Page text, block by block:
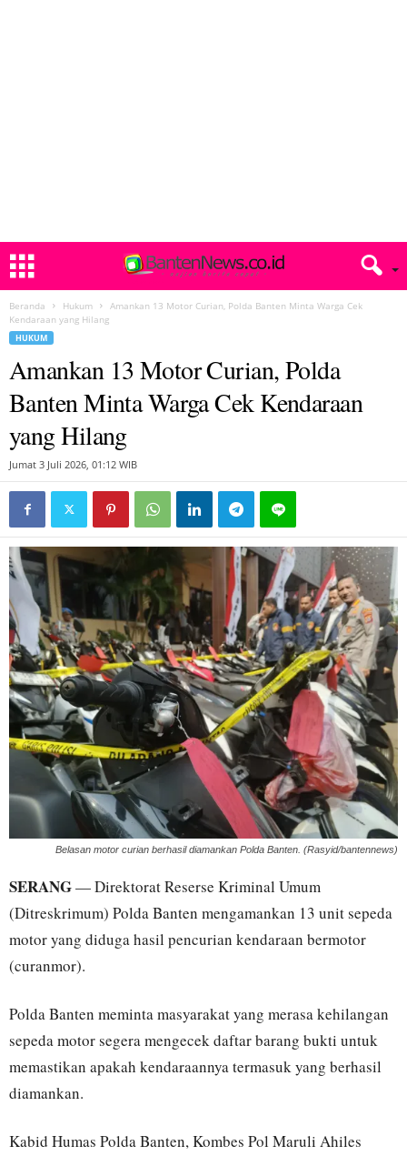
Beranda Hukum
Amankan 13 Motor Curian, Polda Banten Minta Warga Cek
Kendaraan yang Hilang
HUKUM
Amankan 13 Motor Curian, Polda
Banten Minta Warga Cek Kendaraan
yang Hilang
Jumat 3 Juli 2026, 01:12 WIB
Belasan motor curian berhasil diamankan Polda Banten. (Rasyid/bantennews)
SERANG— Direktorat Reserse Kriminal Umum
(Ditreskrimum) Polda Banten mengamankan 13 unit sepeda
motor yang diduga hasil pencurian kendaraan bermotor
(curanmor).
Polda Banten meminta masyarakat yang merasa kehilangan
sepeda motor segera mengecek daftar barang bukti untuk
memastikan apakah kendaraannya termasuk yang berhasil
diamankan.
Kabid Humas Polda Banten, Kombes Pol Maruli Ahiles